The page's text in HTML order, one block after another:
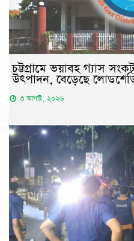
চট্টগ্রামে ভয়াবহ গ্যাস
উৎপাদন, বেড়েছে
৩ আগস্ট, ২০২৬